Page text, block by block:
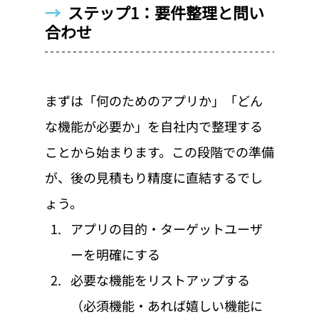
→ ステップ1：要件整理と問い
合わせ
まずは「何のためのアプリか」「どん
な機能が必要か」を自社内で整理する
ことから始まります。この段階での準備
が、後の見積もり精度に直結するでし
ょう。
アプリの目的・ターゲットユーザ
ーを明確にする
必要な機能をリストアップする
（必須機能・あれば嬉しい機能に